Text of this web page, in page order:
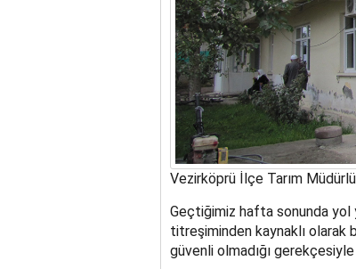
Vezirköprü İlçe Tarım
Geçtiğimiz hafta sonunda yol
titreşiminden kaynaklı olarak
güvenli olmadığı